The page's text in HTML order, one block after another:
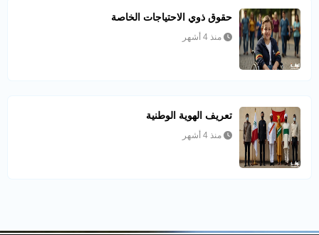
حقوق ذوي الاحتياجات الخاصة
منذ 4 أشهر
تعريف الهوية الوطنية
منذ 4 أشهر